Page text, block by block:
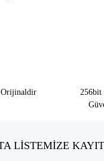
256bit
LİSTEMİZE